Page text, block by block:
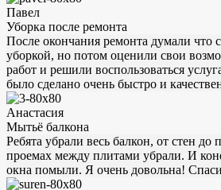
Павел
Уборка после ремонта
После окончания ремонта думали что
уборкой, но потом оценили свои
работ и решили воспользоваться
было сделано очень быстро и
Анастасия
Мытьё балкона
Ребята убрали весь балкон, от стен
проемах между плитами убрали. И
окна помыли. Я очень довольна!